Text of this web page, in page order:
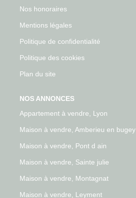
Nos honoraires
Mentions légales
Politique de confidentialité
Politique des cookies
Plan du site
NOS ANNONCES
Appartement à vendre, Lyon
Maison à vendre, Amberieu en bugey
Maison à vendre, Pont d ain
Maison à vendre, Sainte julie
Maison à vendre, Montagnat
Maison à vendre, Leyment